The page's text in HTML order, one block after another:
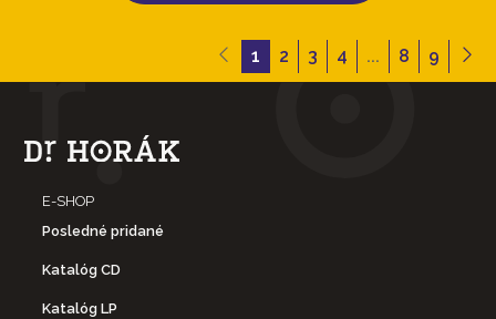
1 2 3 4 ... 8 9
E-SHOP
Posledné pridané
Katalóg CD
Katalóg LP